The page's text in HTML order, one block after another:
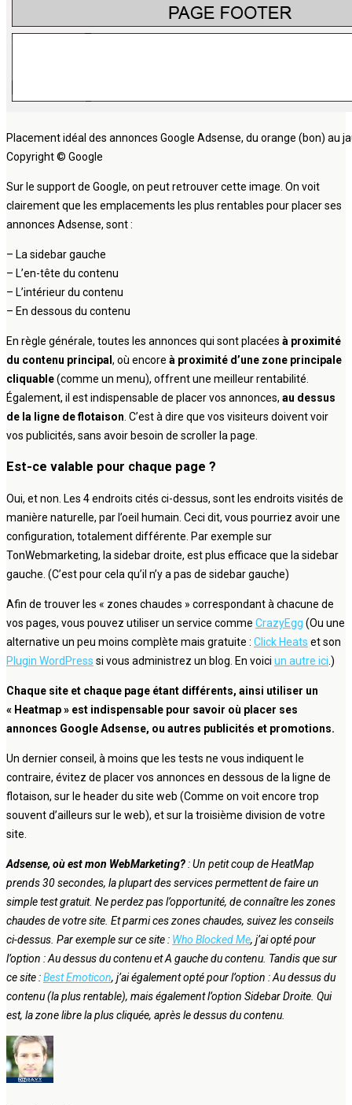
Placement idéal des annonces Google Adsense, du orange (bon) au
Copyright © Google
Sur le support de Google, on peut retrouver cette image. On voit
clairement que les emplacements les plus rentables pour placer ses
annonces Adsense, sont :
– La sidebar gauche
– L’en-tête du contenu
– L’intérieur du contenu
– En dessous du contenu
En règle générale, toutes les annonces qui sont placées à proximité
du contenu principal, où encore à proximité d’une zone principale
cliquable(comme un menu), offrent une meilleur rentabilité.
Également, il est indispensable de placer vos annonces, au dessus
de la ligne de flotaison . C’est à dire que vos visiteurs doivent voir
vos publicités, sans avoir besoin de scroller la page.
Est-ce valable pour chaque page ?
Oui, et non. Les 4 endroits cités ci-dessus, sont les endroits visités de
manière naturelle, par l’oeil humain. Ceci dit, vous pourriez avoir une
configuration, totalement différente. Par exemple sur
TonWebmarketing, la sidebar droite, est plus efficace que la sidebar
gauche. (C’est pour cela qu’il n’y a pas de sidebar gauche)
Afin de trouver les « zones chaudes » correspondant à chacune de
vos pages, vous pouvez utiliser un service comme CrazyEgg (Ou une
alternative un peu moins complète mais gratuite : Click Heats et son
Plugin WordPress si vous administrez un blog. En voici un autre ici.)
Chaque site et chaque page étant différents, ainsi utiliser un
« Heatmap » est indispensable pour savoir où placer ses
annonces Google Adsense, ou autres publicités et promotions.
Un dernier conseil, à moins que les tests ne vous indiquent le
contraire, évitez de placer vos annonces en dessous de la ligne de
flotaison, sur le header du site web (Comme on voit encore trop
souvent d’ailleurs sur le web), et sur la troisième division de votre
site.
Adsense, où est mon WebMarketing?: Un petit coup de HeatMap
prends 30 secondes, la plupart des services permettent de faire un
simple test gratuit. Ne perdez pas l’opportunité, de connaître les zones
chaudes de votre site. Et parmi ces zones chaudes, suivez les conseils
ci-dessus. Par exemple sur ce site : Who Blocked Me, j’ai opté pour
l’option : Au dessus du contenu et A gauche du contenu. Tandis que sur
ce site :Best Emoticon, j’ai également opté pour l’option : Au dessus du
contenu (la plus rentable), mais également l’option Sidebar Droite. Qui
est, la zone libre la plus cliquée, après le dessus du contenu.